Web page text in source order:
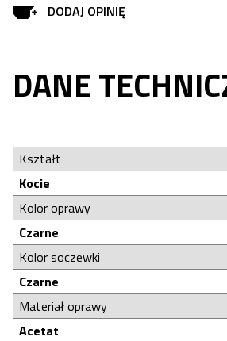
DODAJ OPINIĘ
DANE
Kształt
Kocie
Kolor oprawy
Czarne
Kolor soczewki
Czarne
Materiał oprawy
Acetat